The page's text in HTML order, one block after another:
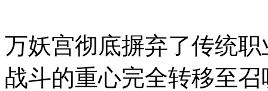
万妖宫彻底摒弃了传统
战斗的重心完全转移至